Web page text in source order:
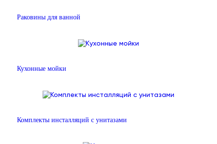
Раковины для ванной
Кухонные мойки
Комплекты инсталляций с унитазами